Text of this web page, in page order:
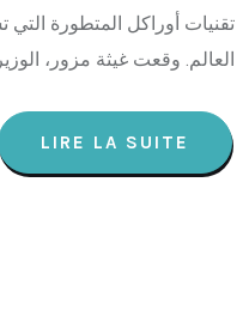
تقنيات أوراكل المتطورة
العالم. وقعت غيثة مزور،
LIRE LA SUITE